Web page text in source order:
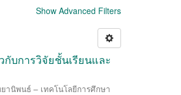
Show Advanced Filters
บการวิจัยชั้นเรียนและ
านิพนธ์ – เทคโนโลยีการศึกษา